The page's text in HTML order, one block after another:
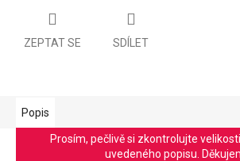
ZEPTAT SE SDÍLET
Popis
Prosím, pečlivě si zkontrolujte
uvedeného popisu.